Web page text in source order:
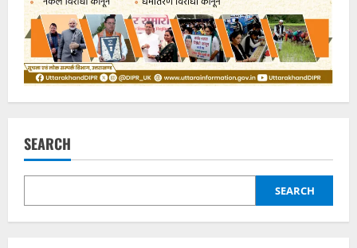
SEARCH
SEARCH